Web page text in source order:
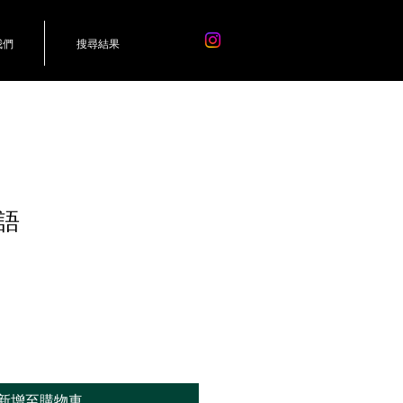
們 搜尋結果